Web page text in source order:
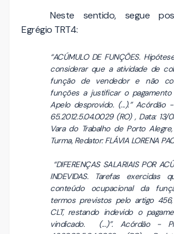
Neste sentido, segue
Egrégio TRT4:
“ACÚMULO DE FUNÇÕES.
considerar que a atividade de
função de vendedor e não
funções a justificar o
Apelo desprovido. (...).” Acórdão
65.2012.5.04.0029 (RO) , Data:
Vara do Trabalho de Porto
Turma, Redator: FLÁVIA LORENA
“DIFERENÇAS SALARIAIS POR
INDEVIDAS. Tarefas
conteúdo ocupacional da
termos previstos pelo artigo
CLT, restando indevido o
vindicado. (...)”. Acórdão -